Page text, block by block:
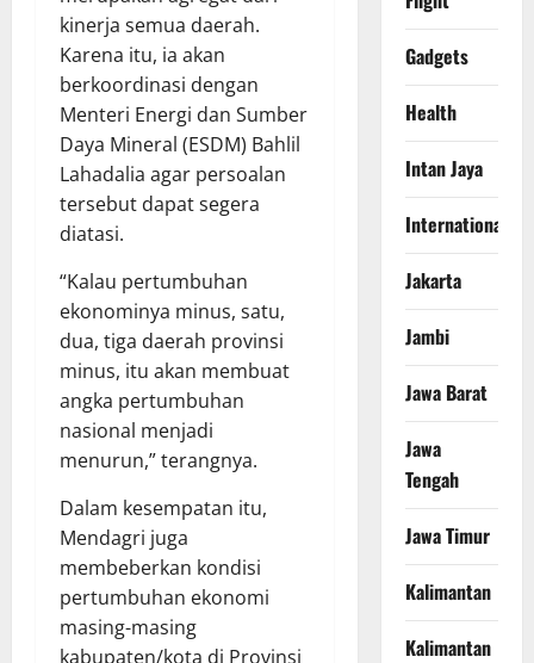
kinerja semua daerah.
Karena itu, ia akan
berkoordinasi dengan
Menteri Energi dan Sumber
Daya Mineral (ESDM) Bahlil
Lahadalia agar persoalan
tersebut dapat segera
diatasi.
“Kalau pertumbuhan
ekonominya minus, satu,
dua, tiga daerah provinsi
minus, itu akan membuat
angka pertumbuhan
nasional menjadi
menurun,” terangnya.
Dalam kesempatan itu,
Mendagri juga
membeberkan kondisi
pertumbuhan ekonomi
masing-masing
kabupaten/kota di Provinsi
Gadgets
Health
Intan Jaya
International
Jakarta
Jambi
Jawa Barat
Jawa
Tengah
Jawa Timur
Kalimantan
Kalimantan